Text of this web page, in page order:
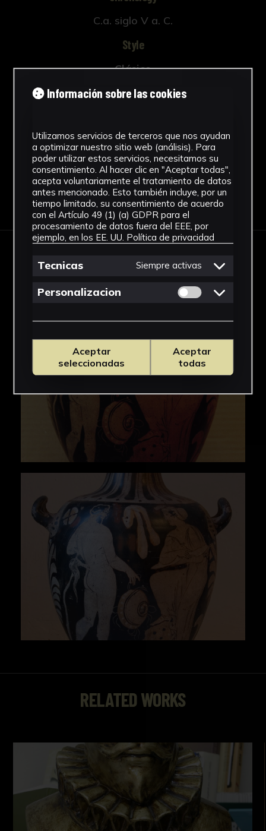
C.a. siglo V a. C.
Style
Clásico
Technique
See more
Download Datasheet
IMAGES
RELATED WORKS
Información sobre las cookies
Utilizamos servicios de terceros que nos ayudan
a optimizar nuestro sitio web (análisis). Para
poder utilizar estos servicios, necesitamos su
consentimiento. Al hacer clic en "Aceptar todas",
acepta voluntariamente el tratamiento de datos
antes mencionado. Esto también incluye, por un
tiempo limitado, su consentimiento de acuerdo
con el Artículo 49 (1) (a) GDPR para el
procesamiento de datos fuera del EEE, por
ejemplo, en los EE. UU. Política de privacidad
Tecnicas Siempre activas
Personalizacion Permitir cookies
Aceptar
seleccionadas
Aceptar
todas